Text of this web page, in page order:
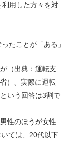
用した方々を対
たことが「ある」
（出典：運転支
）、実際に運転
いう回答は3割で
性のほうが女性
ては、20代以下